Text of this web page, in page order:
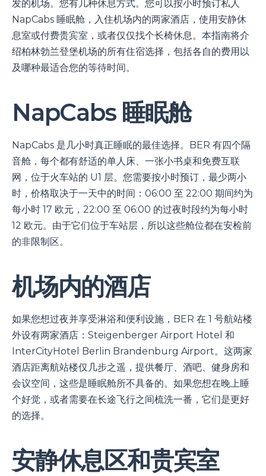
发的机场。您有几种休息方式。您可以按小时预订私人
NapCabs 睡眠舱，入住机场内的两家酒店，使用安静休
息室或付费贵宾室，或者仅仅找个长椅休息。本指南将介
绍柏林勃兰登堡机场的所有住宿选择，包括各自的费用以
及哪种最适合您的等待时间。
NapCabs 睡眠舱
NapCabs 是几小时真正睡眠的最佳选择。BER 有四个隔
音舱，每个都有舒适的单人床、一张小书桌和免费互联
网，位于火车站的 U1 层。您需要按小时预订，最少两小
时，价格取决于一天中的时间：06:00 至 22:00 期间约为
每小时 17 欧元，22:00 至 06:00 的过夜时段约为每小时
12 欧元。由于它们位于车站层，所以这些舱位都在安检前
的非限制区。
机场内的酒店
如果您想过夜并享受淋浴和便利设施，BER 在 1 号航站楼
外设有两家酒店：Steigenberger Airport Hotel 和
InterCityHotel Berlin Brandenburg Airport。这两家
酒店距离航站楼仅几步之遥，提供餐厅、酒吧、健身房和
会议空间，这些是睡眠舱所不具备的。如果您想在晚上睡
个好觉，或者需要在长途飞行之间梳洗一番，它们是更好
的选择。
安静休息区和贵宾室